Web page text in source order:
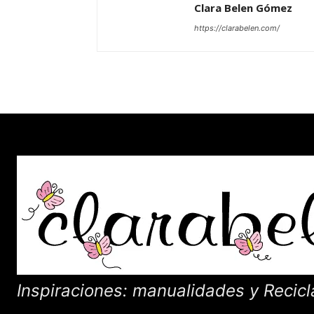
Clara Belen Gómez
https://clarabelen.com/
Inspiraciones: manualidades y